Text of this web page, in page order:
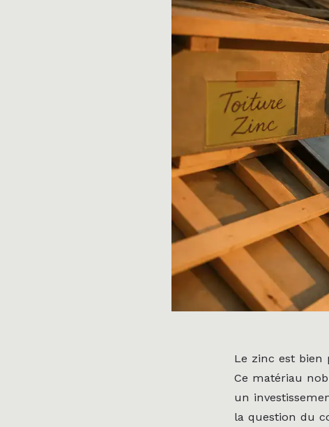
Le zinc est bien
Ce matériau
un
la question du